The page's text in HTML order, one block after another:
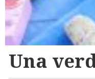
Una